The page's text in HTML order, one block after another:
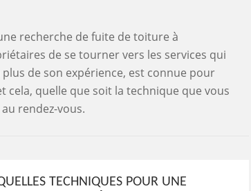
recherche de fuite de toiture à
de se tourner vers les services qui
de son expérience, est connue pour
cela, quelle que soit la technique que vous
rendez-vous.
TECHNIQUES POUR UNE